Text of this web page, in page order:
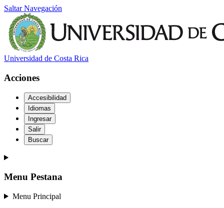
Saltar Navegación
Universidad de Costa Rica
Acciones
Accesibilidad
Idiomas
Ingresar
Salir
Buscar
Menu Pestana
Menu Principal